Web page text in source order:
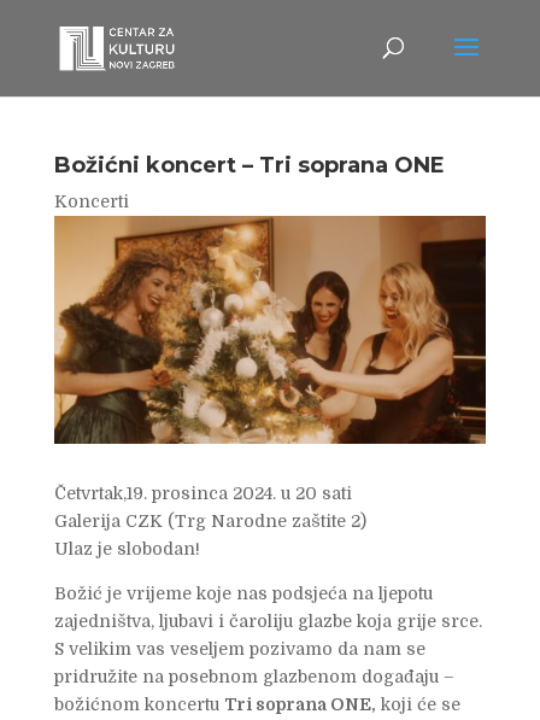
Božićni koncert – Tri soprana ONE
Koncerti
Četvrtak,19. prosinca 2024. u 20 sati
Galerija CZK (Trg Narodne zaštite 2)
Ulaz je slobodan!
Božić je vrijeme koje nas podsjeća na ljepotu
zajedništva, ljubavi i čaroliju glazbe koja grije srce.
S velikim vas veseljem pozivamo da nam se
pridružite na posebnom glazbenom događaju –
božićnom koncertu Tri soprana ONE, koji će se